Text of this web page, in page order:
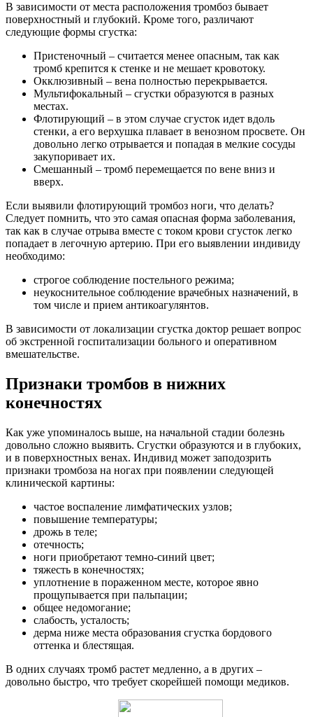
В зависимости от места расположения тромбоз бывает
поверхностный и глубокий. Кроме того, различают
следующие формы сгустка:
Пристеночный – считается менее опасным, так как
тромб крепится к стенке и не мешает кровотоку.
Окклюзивный – вена полностью перекрывается.
Мультифокальный – сгустки образуются в разных
местах.
Флотирующий – в этом случае сгусток идет вдоль
стенки, а его верхушка плавает в венозном просвете. Он
довольно легко отрывается и попадая в мелкие сосуды
закупоривает их.
Смешанный – тромб перемещается по вене вниз и
вверх.
Если выявили флотирующий тромбоз ноги, что делать?
Следует помнить, что это самая опасная форма заболевания,
так как в случае отрыва вместе с током крови сгусток легко
попадает в легочную артерию. При его выявлении индивиду
необходимо:
строгое соблюдение постельного режима;
неукоснительное соблюдение врачебных назначений, в
том числе и прием антикоагулянтов.
В зависимости от локализации сгустка доктор решает вопрос
об экстренной госпитализации больного и оперативном
вмешательстве.
Признаки тромбов в нижних
конечностях
Как уже упоминалось выше, на начальной стадии болезнь
довольно сложно выявить. Сгустки образуются и в глубоких,
и в поверхностных венах. Индивид может заподозрить
признаки тромбоза на ногах при появлении следующей
клинической картины:
частое воспаление лимфатических узлов;
повышение температуры;
дрожь в теле;
отечность;
ноги приобретают темно-синий цвет;
тяжесть в конечностях;
уплотнение в пораженном месте, которое явно
прощупывается при пальпации;
общее недомогание;
слабость, усталость;
дерма ниже места образования сгустка бордового
оттенка и блестящая.
В одних случаях тромб растет медленно, а в других –
довольно быстро, что требует скорейшей помощи медиков.